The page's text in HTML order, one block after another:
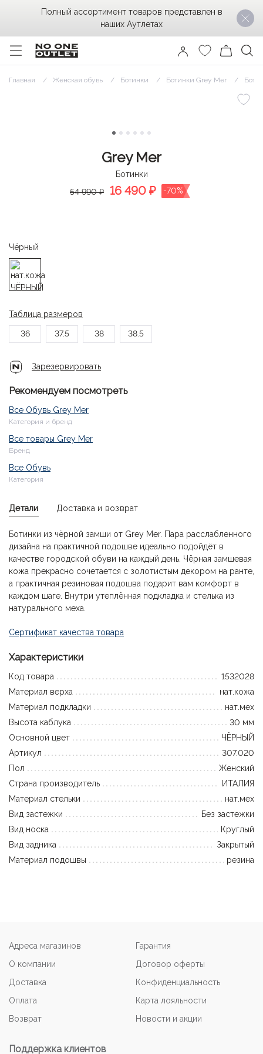
Главная Женская обувь Ботинки Ботинки Grey Mer
Grey Mer
Ботинки
54 990 ₽
16 490 ₽ -70%
Чёрный
Таблица размеров
36 37.5 38 38.5
Зарезервировать
Рекомендуем посмотреть
Все Обувь Grey Mer
Категория и бренд
Все товары Grey Mer
Бренд
Все Обувь
Категория
Детали Доставка и возврат
Ботинки из чёрной замши от Grey Mer. Пара расслабленного
дизайна на практичной подошве идеально подойдёт в
качестве городской обуви на каждый день. Чёрная замшевая
кожа прекрасно сочетается с золотистым декором на ранте,
а практичная резиновая подошва подарит вам комфорт в
каждом шаге. Внутри утеплённая подкладка и стелька из
натурального меха.
Сертификат качества товара
Характеристики
Код товара
1532028
Материал верха
нат.кожа
Материал подкладки
нат.мех
Высота каблука
30 мм
Основной цвет
ЧЁРНЫЙ
Артикул
307.020
Пол
Женский
Страна производитель
ИТАЛИЯ
Материал стельки
нат.мех
Вид застежки
Без застежки
Вид носка
Круглый
Вид задника
Закрытый
Материал подошвы
резина
Полный ассортимент товаров представлен в
наших Аутлетах
Адреса магазинов
О компании
Доставка
Оплата
Возврат
Гарантия
Договор оферты
Конфиденциальность
Карта лояльности
Новости и акции
Поддержка клиентов